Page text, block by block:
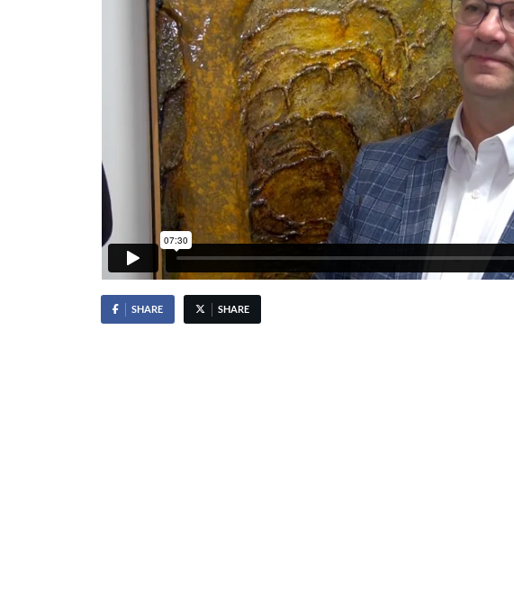
SHARE SHARE